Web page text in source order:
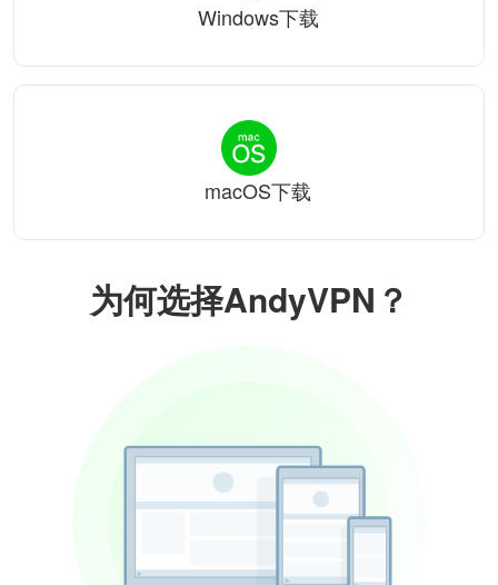
为何选择AndyVPN？
Windows下载
macOS下载